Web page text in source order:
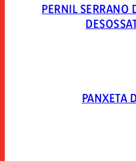
PERNIL SERRANO
PANXETA